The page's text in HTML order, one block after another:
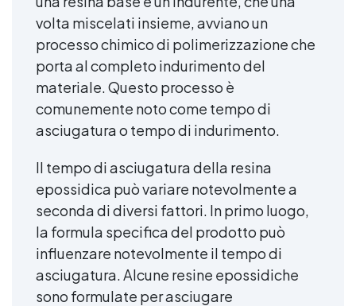
volta miscelati insieme, avviano un
processo chimico di polimerizzazione che
porta al completo indurimento del
materiale. Questo processo è
comunemente noto come tempo di
asciugatura o tempo di indurimento.
Il tempo di asciugatura della resina
epossidica può variare notevolmente a
seconda di diversi fattori. In primo luogo,
la formula specifica del prodotto può
influenzare notevolmente il tempo di
asciugatura. Alcune resine epossidiche
sono formulate per asciugare